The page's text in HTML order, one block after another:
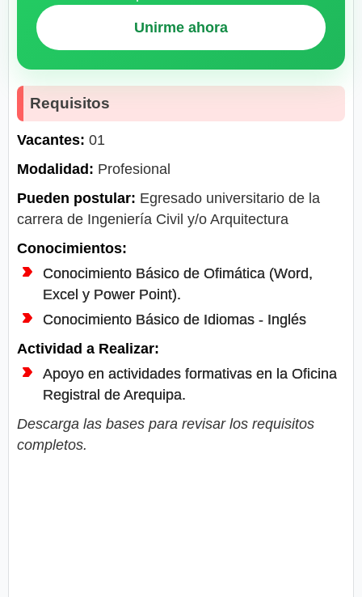
Unirme ahora
Requisitos
Vacantes: 01
Modalidad: Profesional
Pueden postular: Egresado universitario de la
carrera de Ingeniería Civil y/o Arquitectura
Conocimientos:
Conocimiento Básico de Ofimática (Word,
Excel y Power Point).
Conocimiento Básico de Idiomas - Inglés
Actividad a Realizar:
Apoyo en actividades formativas en la Oficina
Registral de Arequipa.
Descarga las bases para revisar los requisitos
completos.